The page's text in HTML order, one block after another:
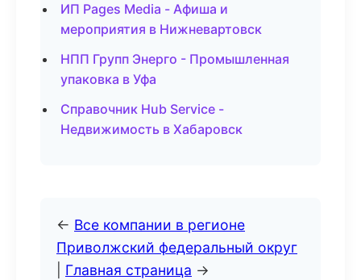
ИП Pages Media - Афиша и
мероприятия в Нижневартовск
НПП Групп Энерго - Промышленная
упаковка в Уфа
Справочник Hub Service -
Недвижимость в Хабаровск
← Все компании в регионе
Приволжский федеральный округ
Главная страница →